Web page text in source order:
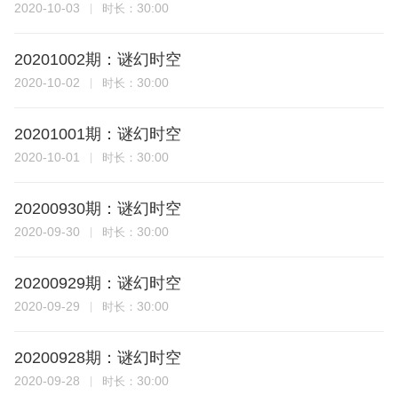
2020-10-03 时长： 30:00
20201002期：谜幻时空
2020-10-02 时长： 30:00
20201001期：谜幻时空
2020-10-01 时长： 30:00
20200930期：谜幻时空
2020-09-30 时长： 30:00
20200929期：谜幻时空
2020-09-29 时长： 30:00
20200928期：谜幻时空
2020-09-28 时长： 30:00